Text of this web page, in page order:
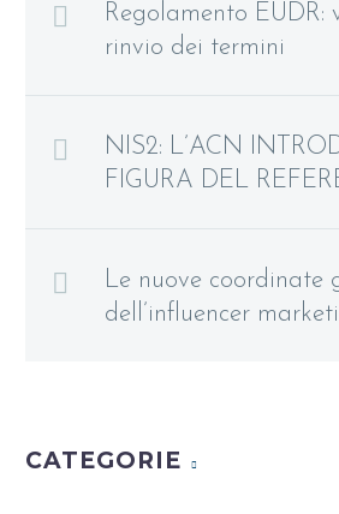
Regolamento EUDR:
rinvio dei termini
NIS2: L’ACN
FIGURA DEL
Le nuove coordinate
dell’influencer
CATEGORIE